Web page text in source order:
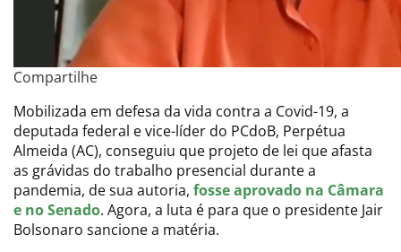
Compartilhe
Mobilizada em defesa da vida contra a Covid-19, a
deputada federal e vice-líder do PCdoB, Perpétua
Almeida (AC), conseguiu que projeto de lei que afasta
as grávidas do trabalho presencial durante a
pandemia, de sua autoria, fosse aprovado na Câmara
e no Senado. Agora, a luta é para que o presidente Jair
Bolsonaro sancione a matéria.